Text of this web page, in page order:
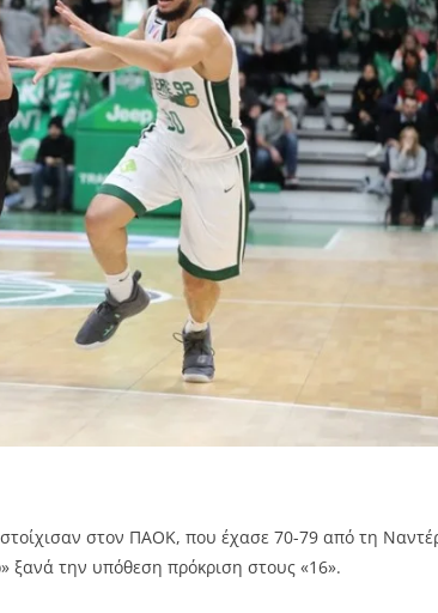
στον ΠΑΟΚ, που έχασε 70-79 από τη
ξανά την υπόθεση πρόκριση στους «16».